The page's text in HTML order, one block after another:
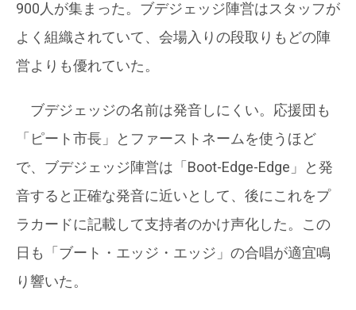
900人が集まった。ブデジェッジ陣営はスタッフが
よく組織されていて、会場入りの段取りもどの陣
営よりも優れていた。
ブデジェッジの名前は発音しにくい。応援団も
「ピート市長」とファーストネームを使うほど
で、ブデジェッジ陣営は「Boot-Edge-Edge」と発
音すると正確な発音に近いとして、後にこれをプ
ラカードに記載して支持者のかけ声化した。この
日も「ブート・エッジ・エッジ」の合唱が適宜鳴
り響いた。